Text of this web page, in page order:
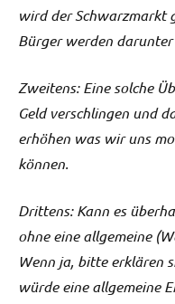
wird der Schwarzmarkt
Bürger werden darunter
Zweitens: Eine solche
Geld verschlingen und
erhöhen was wir uns
können.
Drittens: Kann es
ohne eine allgemeine
Wenn ja, bitte erklären
würde eine allgemeine